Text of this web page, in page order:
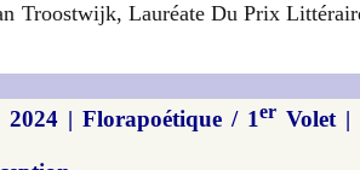
Troostwijk, Lauréate Du Prix
| Florapoétique / 1er Volet |